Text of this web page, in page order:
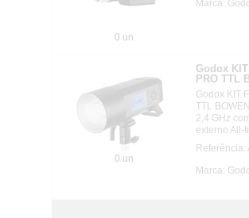
0 un
Marca:
0 un
Godox
PRO TTL
Godox KIT
TTL
2,4 GHz
externo All-
Referência:
Marca: